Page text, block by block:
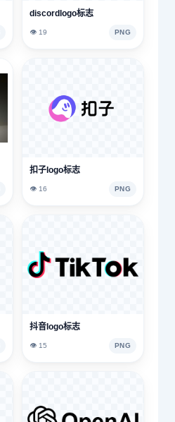
discordlogo标志
👁️ 19 PNG
扣子logo标志
👁️ 16 PNG
抖音logo标志
👁️ 15 PNG